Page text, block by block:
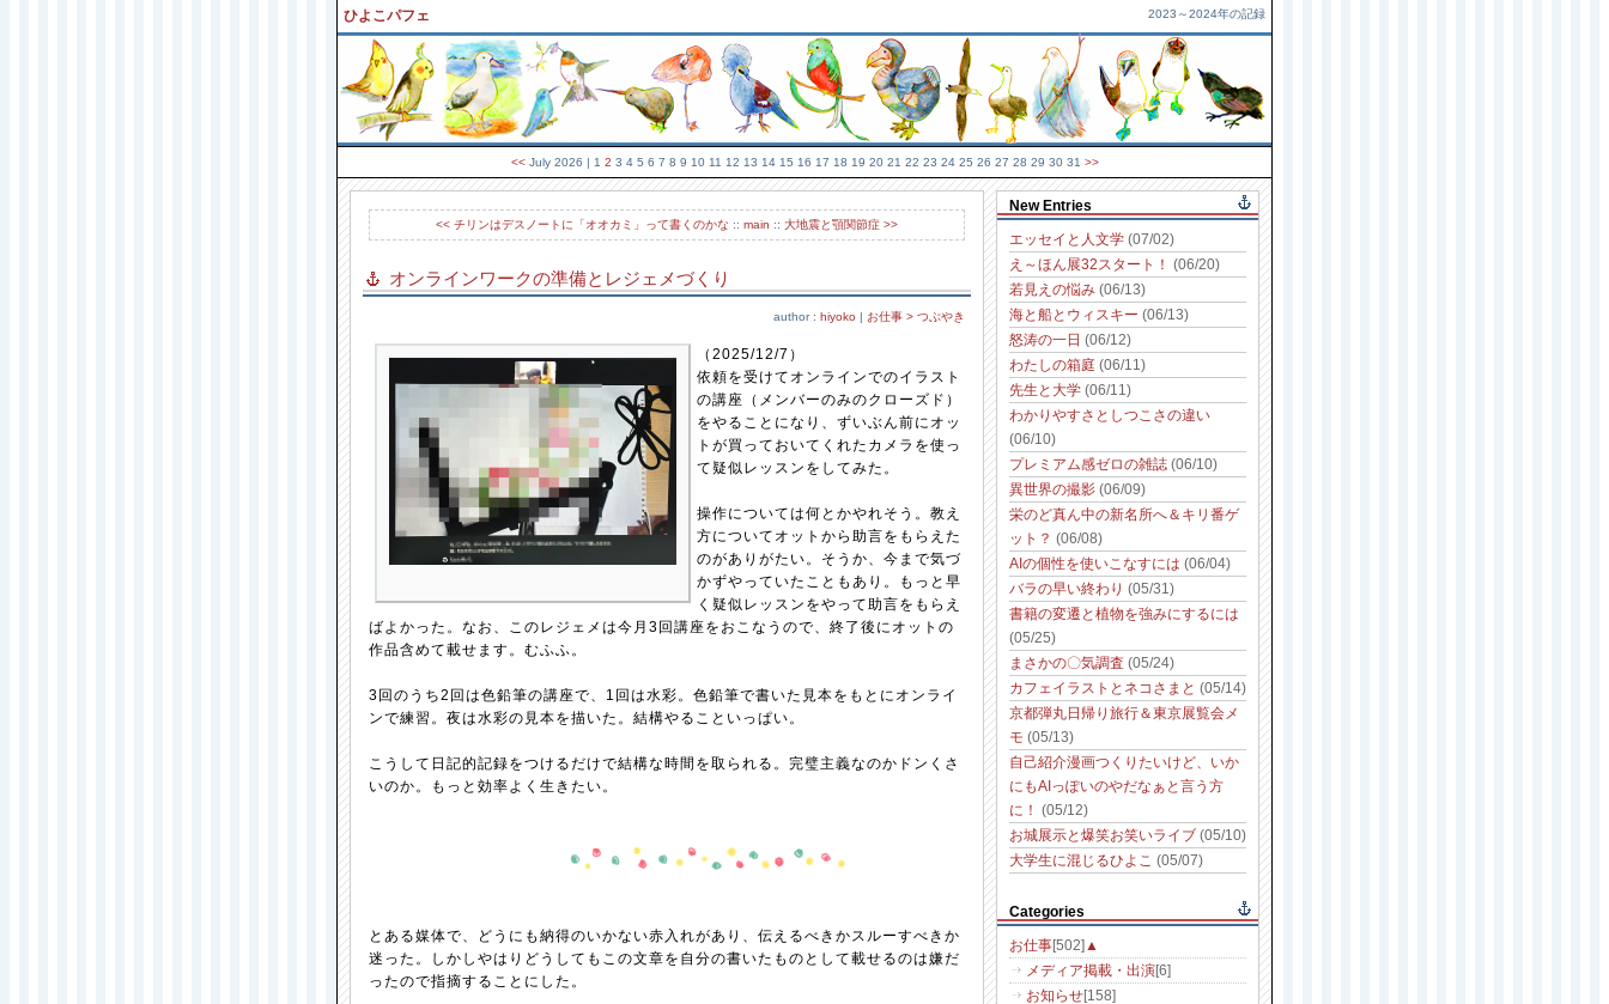
ひよこパフェ 2023～2024年の記録
<< July 2026 | 1 2 3 4 5 6 7 8 9 10 11 12 13 14 15 16 17 18 19 20 21 22 23 24 25 26 27 28 29 30 31 >>
<< チリンはデスノートに「オオカミ」って書くのかな :: main :: 大地震と顎関節症 >>
オンラインワークの準備とレジェメづくり
author : hiyoko | お仕事 > つぶやき
（2025/12/7）
依頼を受けてオンラインでのイラスト
の講座（メンバーのみのクローズド）
をやることになり、ずいぶん前にオッ
トが買っておいてくれたカメラを使っ
て疑似レッスンをしてみた。
操作については何とかやれそう。教え
方についてオットから助言をもらえた
のがありがたい。そうか、今まで気づ
かずやっていたこともあり。もっと早
く疑似レッスンをやって助言をもらえ
ばよかった。なお、このレジェメは今月3回講座をおこなうので、終了後にオットの
作品含めて載せます。むふふ。
3回のうち2回は色鉛筆の講座で、1回は水彩。色鉛筆で書いた見本をもとにオンライ
ンで練習。夜は水彩の見本を描いた。結構やることいっぱい。
こうして日記的記録をつけるだけで結構な時間を取られる。完璧主義なのかドンくさ
いのか。もっと効率よく生きたい。
とある媒体で、どうにも納得のいかない赤入れがあり、伝えるべきかスルーすべきか
迷った。しかしやはりどうしてもこの文章を自分の書いたものとして載せるのは嫌だ
ったので指摘することにした。
New Entries
エッセイと人文学 (07/02)
え～ほん展32スタート！
(06/20)
若見えの悩み (06/13)
海と船とウィスキー (06/13)
怒涛の一日 (06/12)
わたしの箱庭 (06/11)
先生と大学 (06/11)
わかりやすさとしつこさの違い
(06/10)
プレミアム感ゼロの雑誌 (06/10)
異世界の撮影 (06/09)
栄のど真ん中の新名所へ＆キリ番ゲ
ット？ (06/08)
AIの個性を使いこなすには (06/04)
バラの早い終わり (05/31)
書籍の変遷と植物を強みにするには
(05/25)
まさかの〇気調査 (05/24)
カフェイラストとネコさまと (05/14)
京都弾丸日帰り旅行＆東京展覧会メ
モ (05/13)
自己紹介漫画つくりたいけど、いか
にもAIっぽいのやだなぁと言う方
に！
(05/12)
お城展示と爆笑お笑いライブ (05/10)
大学生に混じるひよこ (05/07)
Categories
お仕事[502] ▲
メディア掲載・出演[6]
お知らせ[158]